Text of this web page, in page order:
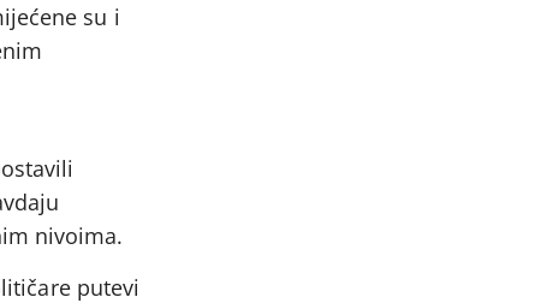
su i
nivoima.
putevi